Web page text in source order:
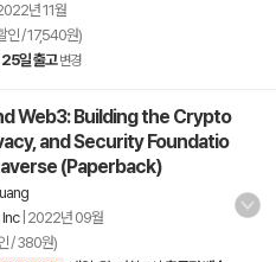
년 11월
인 / 17,540원)
일 출고 변경
Web3: Building the Crypto
and Security Foundatio
(Paperback)
| 2022년 09월
/ 380원)